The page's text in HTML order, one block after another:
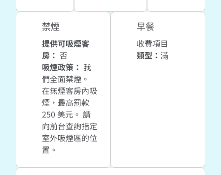
禁煙
提供可吸煙客
房： 否
吸煙政策： 我
們全面禁煙。
在無煙客房內吸
煙，最高罰款
250 美元。 請
向前台查詢指定
室外吸煙區的位
置。
早餐
收費項目
類型： 滿